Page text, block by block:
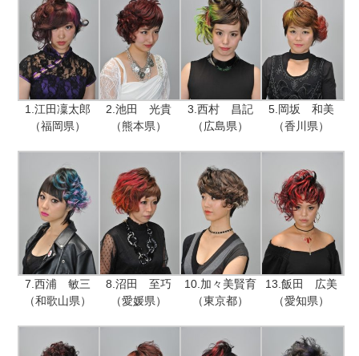
1.江田凜太郎
（福岡県）
2.池田 光貴
（熊本県）
3.西村 昌記
（広島県）
5.岡坂 和美
（香川県）
7.西浦 敏三
（和歌山県）
8.沼田 至巧
（愛媛県）
10.加々美賢育
（東京都）
13.飯田 広美
（愛知県）